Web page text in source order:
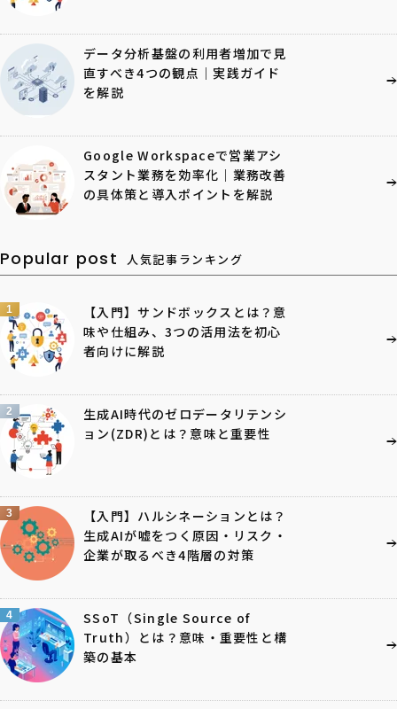
データ分析基盤の利用者増加で見
直すべき4つの観点｜実践ガイド
を解説
Google Workspaceで営業アシ
スタント業務を効率化｜業務改善
の具体策と導入ポイントを解説
Popular post 人気記事ランキング
1
【入門】サンドボックスとは？意
味や仕組み、3つの活用法を初心
者向けに解説
2
生成AI時代のゼロデータリテンシ
ョン(ZDR)とは？意味と重要性
3
【入門】ハルシネーションとは？
生成AIが嘘をつく原因・リスク・
企業が取るべき4階層の対策
4
SSoT（Single Source of
Truth）とは？意味・重要性と構
築の基本